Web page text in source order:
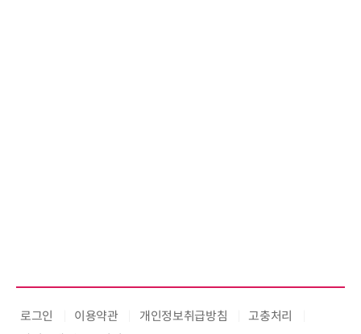
로그인 이용약관 개인정보취급방침
고충처리